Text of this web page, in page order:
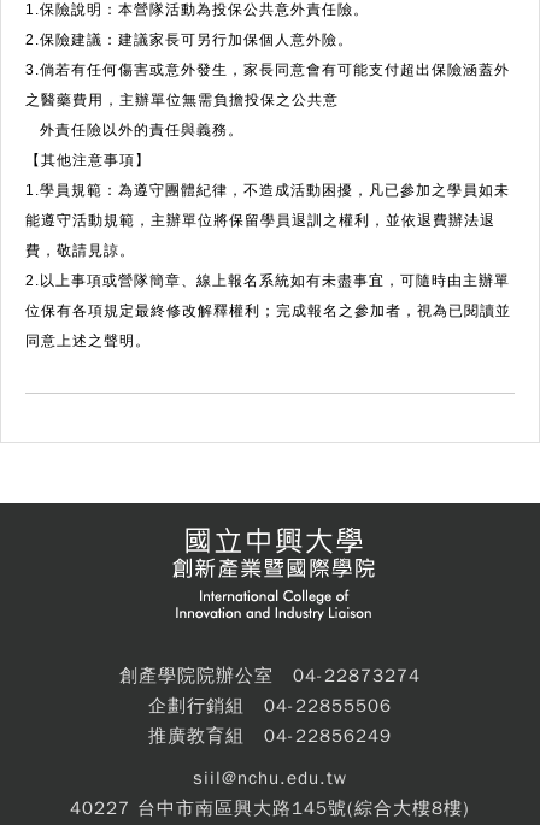
1.保險說明：本營隊活動為投保公共意外責任險。
2.保險建議：建議家長可另行加保個人意外險。
3.倘若有任何傷害或意外發生，家長同意會有可能支付超出保險涵蓋外
之醫藥費用，主辦單位無需負擔投保之公共意
外責任險以外的責任與義務。
【其他注意事項】
1.學員規範：為遵守團體紀律，不造成活動困擾，凡已參加之學員如未
能遵守活動規範，主辦單位將保留學員退訓之權利，並依退費辦法退
費，敬請見諒。
2.以上事項或營隊簡章、線上報名系統如有未盡事宜，可隨時由主辦單
位保有各項規定最終修改解釋權利；完成報名之參加者，視為已閱讀並
同意上述之聲明。
創產學院院辦公室 04-22873274
企劃行銷組 04-22855506
推廣教育組 04-22856249
siil@nchu.edu.tw
40227 台中市南區興大路145號(綜合大樓8樓)